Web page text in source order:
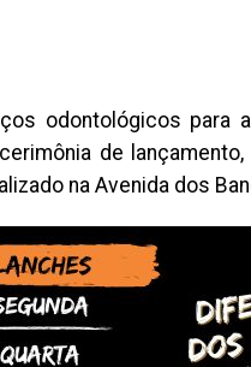
odontológicos para
de
na Avenida dos